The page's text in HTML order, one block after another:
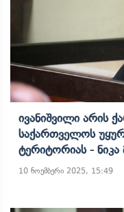
Ივანიშვილი Არის
Საქართველოს
Ტერიტორიას - Ნიკა
10 ნოემბერი 2025, 15:49